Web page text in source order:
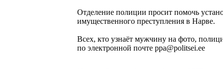
Отделение полиции просит помочь
имущественного преступления в Нарве.
Всех, кто узнаёт мужчину на фото,
по электронной почте ppa@politsei.ee